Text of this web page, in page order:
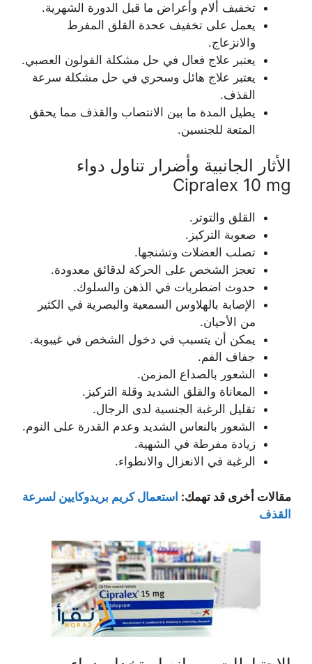
تخفيف ألام وأعراض ما قبل الدورة الشهرية.
يعمل على تخفيف عحدة القلق المفرط
والانزعاج.
يعتبر علاج فعال في حل مشكلة القولون العصبي.
يعتبر علاج هائل وسحري في حل مشكلة سرعة
القذف.
يطيل المدة ما بين الانتصاب والقذف مما يحقق
المتعة للجنسين.
الأثار الجانبية وأضرار تناول دواء
Cipralex 10 mg
القلق والتوتر.
صعوبة التركيز.
تصلب العضلات وتشنجها.
تعجز الشخص على الحركة لدقائق معدودة.
حدوث اضطربات في الذهن والسلوك.
الإصابة بالهلاوس السمعية والبصرية في الكثير
من الأحيان.
يمكن أن يتسبب في دخول الشخص في غيبوبة.
جفاف الفم.
الشعور بالصداع المزمن.
المعاناة والقلق الشديد وقلة التركيز.
تقليل الرغبة الجنسية لدى الرجال.
الشعور بالنعاس الشديد وعدم القدرة على النوم.
زيادة مفرطة في الشهية.
الرغبة في الانعزال والانطواء.
مقالات أخرى قد تهمك: استعمال كريم بريدوكايين لسرعة
القذف